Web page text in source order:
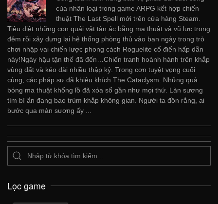
của nhân loại trong game ARPG kết hợp chiến
thuật The Last Spell mới trên cửa hàng Steam.
Tiêu diệt những con quái vật tàn ác bằng ma thuật và vũ lực trong
đêm rồi xây dựng lại hệ thống phòng thủ vào ban ngày trong trò
chơi nhập vai chiến lược phong cách Roguelite cổ điển hấp dẫn
này!Ngày hậu tận thế đã đến…Chiến tranh hoành hành trên khắp
vùng đất và kéo dài nhiều thập kỷ. Trong cơn tuyệt vọng cuối
cùng, các pháp sư đã khiêu khích The Cataclysm. Những quả
bóng ma thuật khổng lồ đã xóa sổ gần như mọi thứ. Làn sương
tím bí ẩn đang bao trùm khắp không gian. Người ta đồn rằng, ai
bước qua màn sương ấy ...
Lọc game